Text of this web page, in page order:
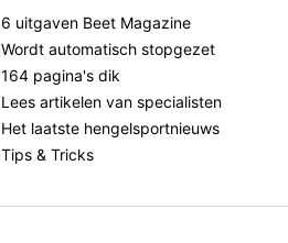
6 uitgaven Beet Magazine
Wordt automatisch stopgezet
164 pagina's dik
Lees artikelen van specialisten
Het laatste hengelsportnieuws
Tips & Tricks